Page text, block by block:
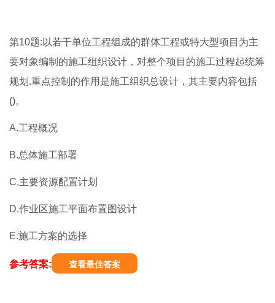
第10题:以若干单位工程组成的群体工程或特大型项目为主
要对象编制的施工组织设计，对整个项目的施工过程起统筹
规划.重点控制的作用是施工组织总设计，其主要内容包括
()。
A.工程概况
B.总体施工部署
C.主要资源配置计划
D.作业区施工平面布置图设计
E.施工方案的选择
参考答案: 查看最佳答案